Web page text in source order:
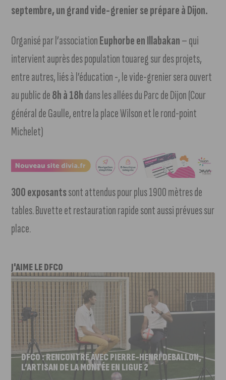
septembre, un grand vide-grenier se prépare à Dijon.
Organisé par l’associationEuphorbe en Illabakan– qui
intervient auprès des population touareg sur des projets,
entre autres, liés à l’éducation -, le vide-grenier sera ouvert
au public de8h à 18hdans les allées du Parc de Dijon (Cour
général de Gaulle, entre la place Wilson et le rond-point
Michelet)
300 exposantssont attendus pour plus 1900 mètres de
tables. Buvette et restauration rapide sont aussi prévues sur
place.
J'AIME LE DFCO
DFCO : RENCONTRE AVEC PIERRE-HENRI DEBALLON,
L’ARTISAN DE LA MONTÉE EN LIGUE 2